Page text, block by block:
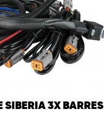
SIBERIA 3X BARRES